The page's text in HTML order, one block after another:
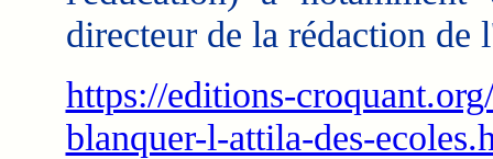
directeur de la rédaction
https://editions-
blanquer-l-attila-des-